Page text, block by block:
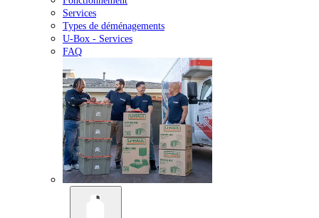
Services
Types de déménagements
U-Box - Services
FAQ